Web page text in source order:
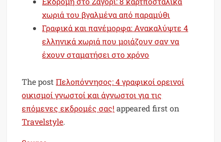
χωριά του βγαλμένα από παραμύθι
Γραφικά και πανέμορφα: Ανακαλύψτε 4
ελληνικά χωριά που μοιάζουν σαν να
έχουν σταματήσει στο χρόνο
The postΠελοπόννησος: 4 γραφικοί ορεινοί
οικισμοί γνωστοί και άγνωστοι για τις
επόμενες εκδρομές σας! appeared first on
Travelstyle.